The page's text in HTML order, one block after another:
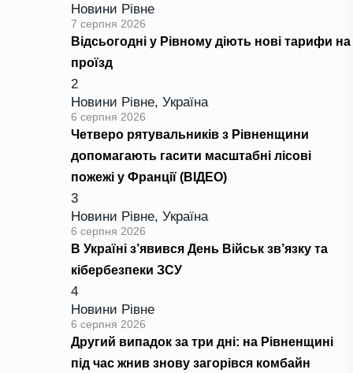
Новини Рівне
7 серпня 2026
Відсьогодні у Рівному діють нові тарифи на
проїзд
2
Новини Рівне, Україна
6 серпня 2026
Четверо рятувальників з Рівненщини
допомагають гасити масштабні лісові
пожежі у Франції (ВІДЕО)
3
Новини Рівне, Україна
6 серпня 2026
В Україні з’явився День Військ зв’язку та
кібербезпеки ЗСУ
4
Новини Рівне
6 серпня 2026
Другий випадок за три дні: на Рівненщині
під час жнив знову загорівся комбайн